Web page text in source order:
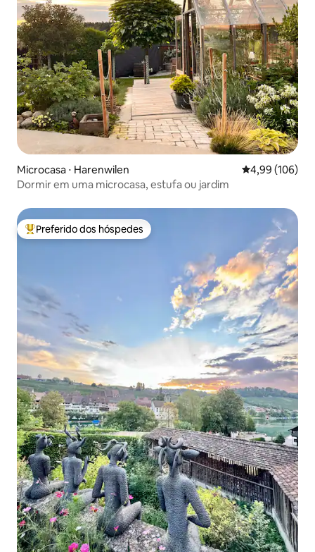
Microcasa ⋅ Harenwilen 4,99 de uma
4,99 (106)
Dormir em uma microcasa, estufa ou jardim
Entre os melhores preferidos dos hóspedes
Preferido dos hóspedes